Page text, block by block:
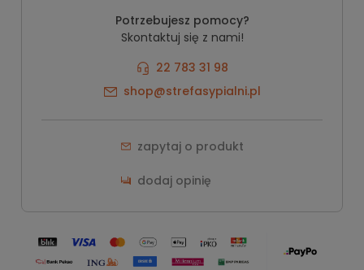
Potrzebujesz pomocy?
Skontaktuj się z nami!
22 783 31 98
shop@strefasypialni.pl
zapytaj o produkt
dodaj opinię